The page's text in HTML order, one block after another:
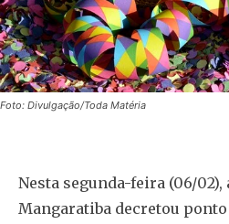
Foto: Divulgação/Toda Matéria
Nesta segunda-feira (06/02),
Mangaratiba decretou